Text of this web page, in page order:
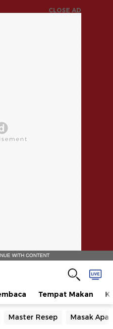
CLOSE AD
WITH CONTENT
Tempat Makan
Master Resep Masak Apa